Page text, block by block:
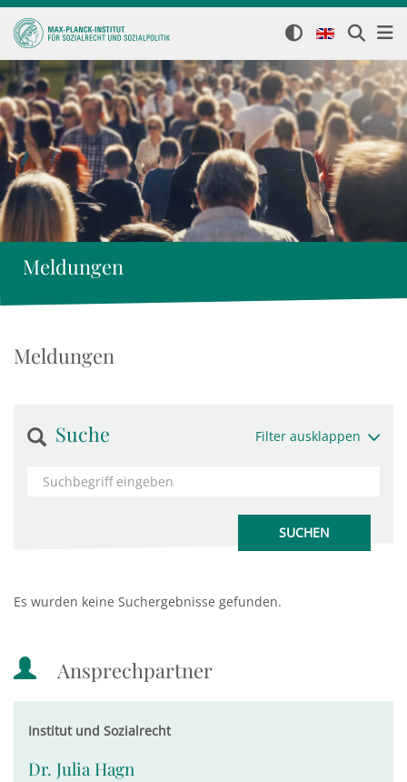
Meldungen
Meldungen
Suche Filter ausklappen
Es wurden keine Suchergebnisse gefunden.
Ansprechpartner
Institut und Sozialrecht
Dr. Julia Hagn